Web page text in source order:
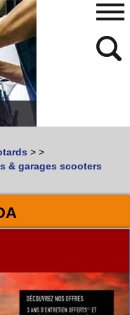
ouSCOOTER
MOTO & SCOOTER
> >
& garages scooters